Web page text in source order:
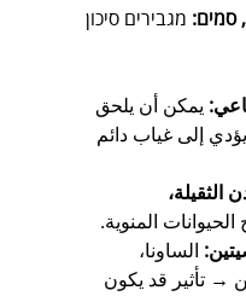
סמים: מגבירים סיכון
يمكن أن يلحق
إلى غياب دائم
الثقيلة،
الحيوانات المنوية.
الساونا،
→ تأثير قد يكون